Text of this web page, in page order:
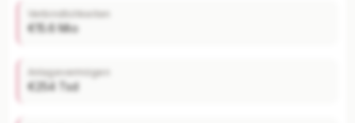
Verbindlichkeiten
€15.6 Mio
Anlagevermögen
€254 Tsd